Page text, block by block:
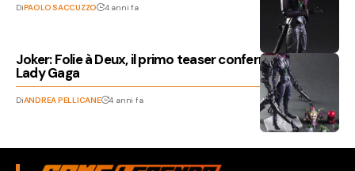
DiPAOLO SACCUZZO 4 anni fa
Joker: Folie à Deux, il primo teaser conferma l’arrivo di
Lady Gaga
DiANDREA PELLICANE 4 anni fa